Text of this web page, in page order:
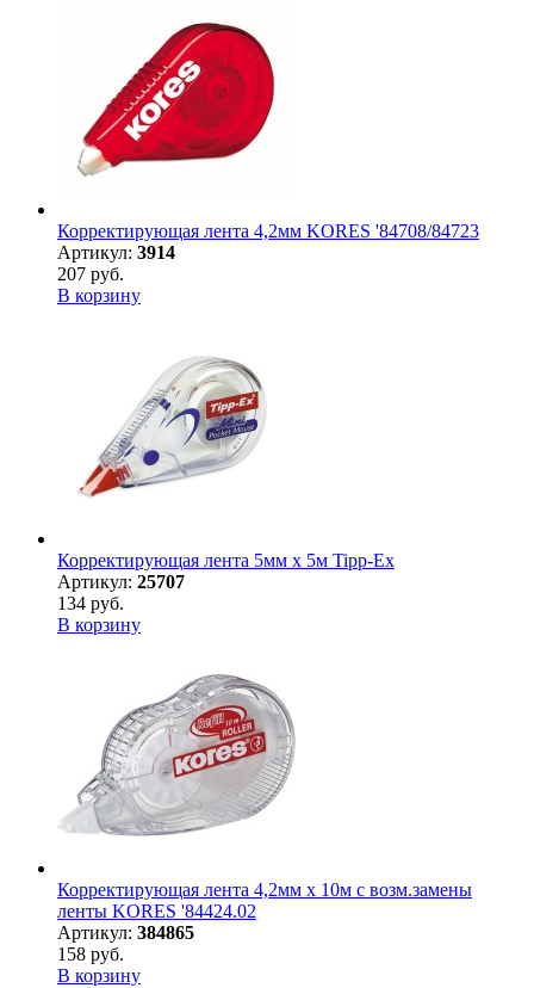
Корректирующая лента 4,2мм KORES '84708/84723
Артикул: 3914
207 руб.
В корзину
Корректирующая лента 5мм х 5м Tipp-Ex
Артикул: 25707
134 руб.
В корзину
Корректирующая лента 4,2мм х 10м с возм.замены
ленты KORES '84424.02
Артикул: 384865
158 руб.
В корзину